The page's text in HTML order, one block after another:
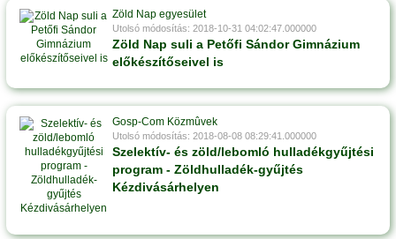
Zöld Nap egyesület
Utolsó módosítás: 2018-10-31 04:02:47.000000
Zöld Nap suli a Petőfi Sándor Gimnázium
előkészítőseivel is
Gosp-Com Közmûvek
Utolsó módosítás: 2018-08-08 08:29:41.000000
Szelektív- és zöld/lebomló hulladékgyűjtési
program - Zöldhulladék-gyűjtés
Kézdivásárhelyen